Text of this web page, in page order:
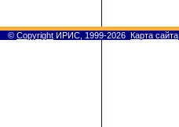
© Copyright ИРИС, 1999-2026 Карта сайта